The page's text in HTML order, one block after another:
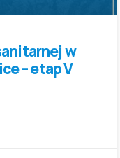
w
– etap V